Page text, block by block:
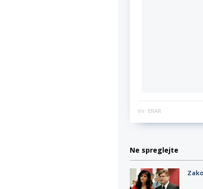
Vir: ERAR
Ne spreglejte